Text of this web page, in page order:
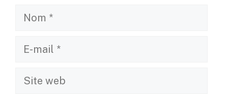
Nom
Site